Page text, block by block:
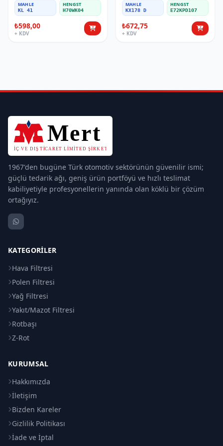
MAHLE
KL 41
HENGST
H70WK04
₺598,00
+ KDV
MAHLE
KX178 D
HENGST
E72KPD107
₺672,75
+ KDV
1967'den bugüne Türk otomotiv sektörünün güvenilir ismi;
güçlü tedarik ağı, geniş ürün portföyü ve hızlı teslimat
kabiliyetiyle profesyonellerin yanında olan köklü bir çözüm
ortağıyız.
KATEGORILER
Hava Filtresi
Polen Filtresi
Yağ Filtresi
Yakıt/Mazot Filtresi
Rotbaşı
Z-Rot
KURUMSAL
Hakkımızda
İletişim
Bizden Kareler
Gizlilik Politikası
İade ve İptal